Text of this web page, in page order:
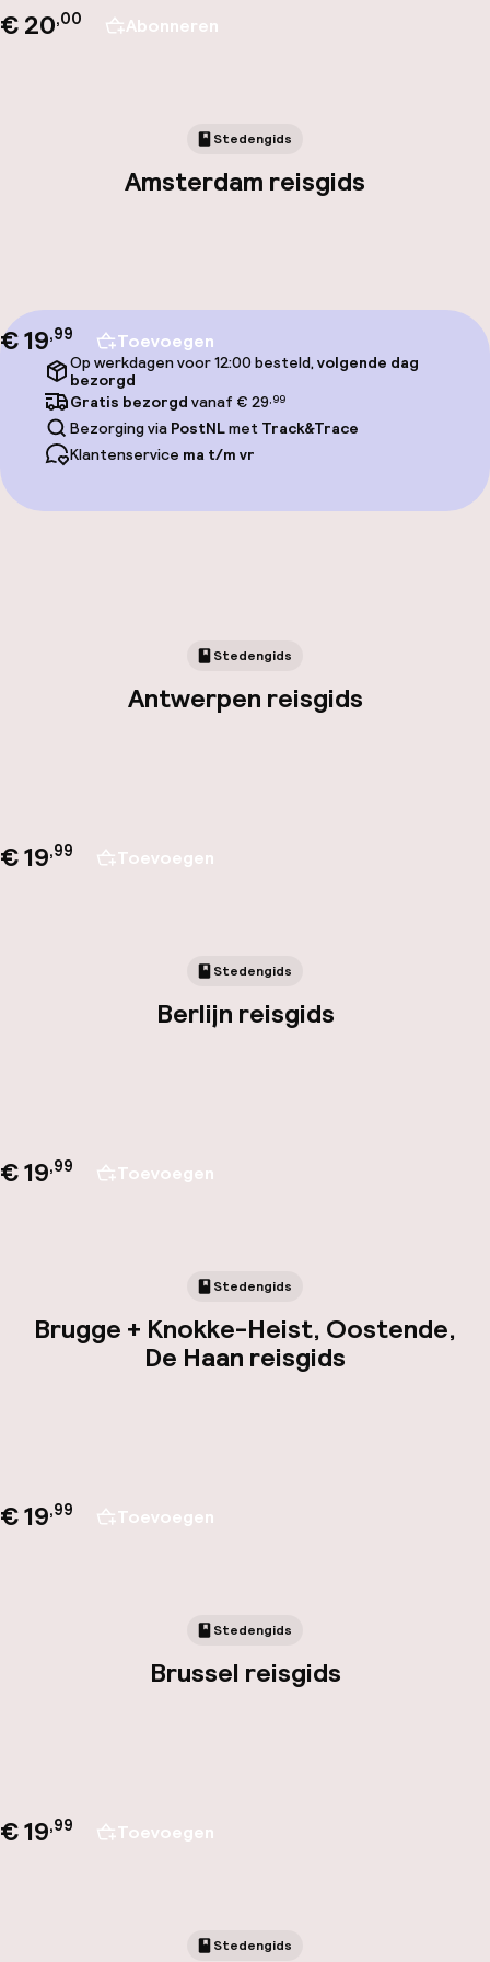
€ 20,00 Abonneren
Stedengids
Amsterdam reisgids
€ 19,99 Toevoegen
Op werkdagen voor 12:00 besteld,volgende dag
bezorgd
Gratis bezorgd vanaf € 29,99
Bezorging via PostNLmet Track&Trace
Klantenservice ma t/m vr
Stedengids
Antwerpen reisgids
€ 19,99 Toevoegen
Stedengids
Berlijn reisgids
€ 19,99 Toevoegen
Stedengids
Brugge + Knokke-Heist, Oostende,
De Haan reisgids
€ 19,99 Toevoegen
Stedengids
Brussel reisgids
€ 19,99 Toevoegen
Stedengids